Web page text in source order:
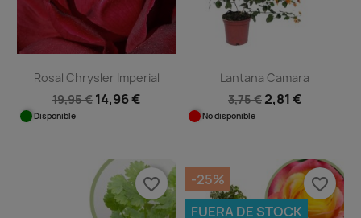
Rosal Chrysler Imperial
19,95 € 14,96 €
Disponible
Lantana Camara
3,75 € 2,81 €
No disponible
favorite_border
-25%
FUERA DE STOCK
favorite_border